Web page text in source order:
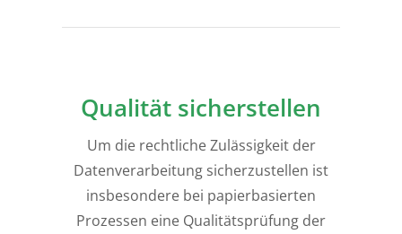
Qualität sicherstellen
Um die rechtliche Zulässigkeit der
Datenverarbeitung sicherzustellen ist
insbesondere bei papierbasierten
Prozessen eine Qualitätsprüfung der